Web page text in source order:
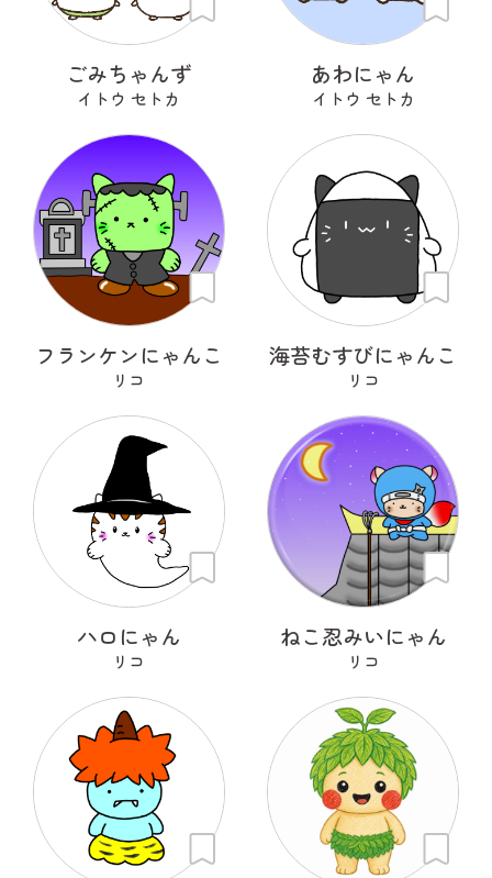
ごみちゃんず
イトウ セトカ
あわにゃん
イトウ セトカ
フランケンにゃんこ
リコ
海苔むすびにゃんこ
リコ
ハロにゃん
リコ
ねこ忍みいにゃん
リコ